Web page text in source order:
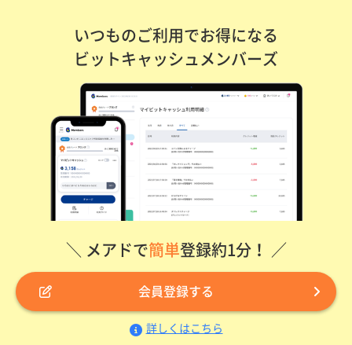
いつものご利用でお得になる
ビットキャッシュメンバーズ
＼ メアドで簡単登録約1分！ ／
会員登録する
詳しくはこちら